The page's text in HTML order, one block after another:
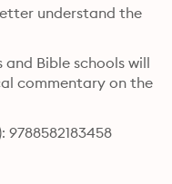
understand the
Bible schools will
commentary on the
9788582183458